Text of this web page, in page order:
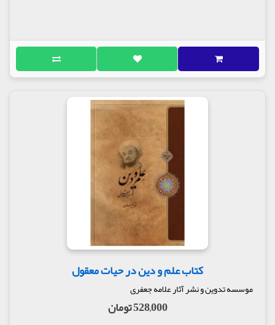
کتاب علم و دین در حیات معقول
موسسه تدوین و نشر آثار علامه جعفری
528,000 تومان